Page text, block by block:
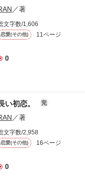
／著
文字数/1,606
恋愛(その他) 11ページ
0
とずれるかも‥
作品を読む
い初恋。 完
／著
文字数/2,958
恋愛(その他) 16ページ
0